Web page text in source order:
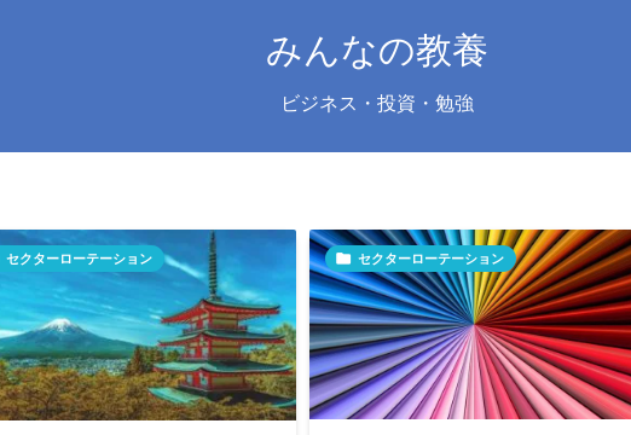
みんなの教養
ビジネス・投資・勉強
セクターローテーション  セクターローテーション